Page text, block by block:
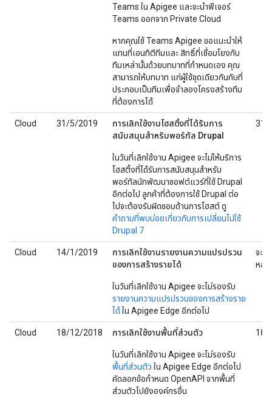
Teams ใน Apigee และจะนำฟีเจอร์
Teams ออกจาก Private Cloud
หากคุณใช้ Teams Apigee ขอแนะนําให้
แทนที่เอนทิตีทีมและ สิทธิ์ที่เชื่อมโยงกับ
ทีมเหล่านั้นด้วยบทบาทที่กําหนดเอง คุณ
สามารถให้บทบาท แก่ผู้ใช้ชุดเดียวกันกับที่
ประกอบเป็นทีมเพื่อจำลองโครงสร้างทีม
ที่ต้องการได้
Cloud 31/5/2019
การเลิกใช้งานโฮสติ้งที่ได้รับการ
สนับสนุนสำหรับพอร์ทัล Drupal
ในวันที่เลิกใช้งาน Apigee จะไม่ให้บริการ
โฮสติ้งที่ได้รับการสนับสนุนสำหรับ
พอร์ทัลนักพัฒนาซอฟต์แวร์ที่ใช้ Drupal
อีกต่อไป ลูกค้าที่ต้องการใช้ Drupal ต่อ
ไปจะต้องรับผิดชอบด้านการโฮสต์ ดู
คำถามที่พบบ่อยเกี่ยวกับการเปลี่ยนไปใช้
Drupal 7
31/
Cloud 14/1/2019
การเลิกใช้งานรายงานความแปรปรวน
ของการสร้างรายได้
ในวันที่เลิกใช้งาน Apigee จะไม่รองรับ
รายงานความแปรปรวนของการสร้างราย
ได้ใน Apigee Edge อีกต่อไป
จะแ
หลัง
Cloud 18/12/2018 การเลิกใช้งานพื้นที่ส่วนตัว
ในวันที่เลิกใช้งาน Apigee จะไม่รองรับ
พื้นที่ส่วนตัว ใน Apigee Edge อีกต่อไป
คัดลอกข้อกำหนด OpenAPI จากพื้นที่
ส่วนตัวไปยังองค์กรอื่น
18/